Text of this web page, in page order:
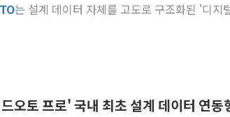
는 설계 데이터 자체를 고도로 구조화된 '디
오토 프로' 국내 최초 설계 데이터 연동